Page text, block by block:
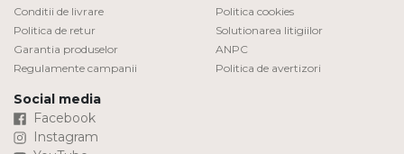
Conditii de livrare
Politica de retur
Garantia produselor
Regulamente campanii
Politica cookies
Solutionarea litigiilor
ANPC
Politica de avertizori
Social media
Facebook
Instagram